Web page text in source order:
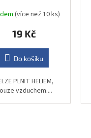
(více než 10 ks)
19 Kč
Do košíku
PLNIT HELIEM,
vzduchem....